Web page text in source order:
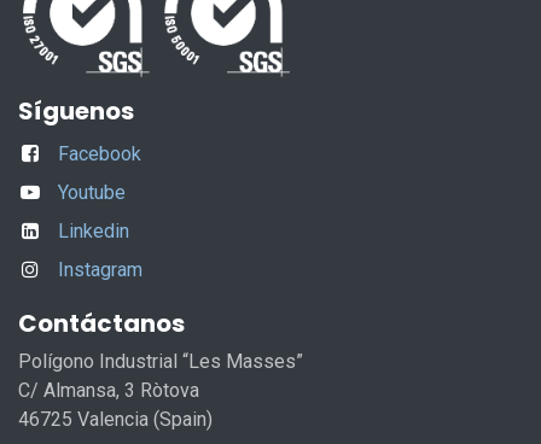
Síguenos
Facebook
Youtube
Linkedin
Instagram
Contáctanos
Polígono Industrial “Les Masses”
C/ Almansa, 3 Ròtova
46725 Valencia (Spain)